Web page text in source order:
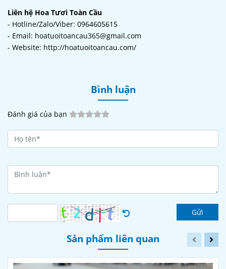
Liên hệ Hoa Tươi Toàn Cầu
- Hotline/Zalo/Viber: 0964605615
- Email: hoatuoitoancau365@gmail.com
- Website: http://hoatuoitoancau.com/
Bình luận
Đánh giá của bạn
Gửi
Sản phẩm liên quan